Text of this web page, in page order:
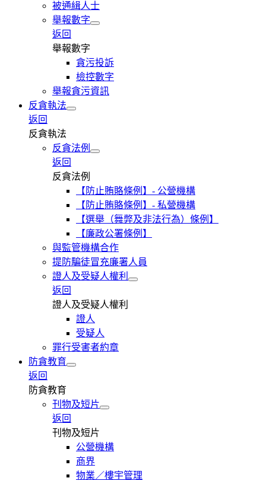
被通緝人士
舉報數字
返回
舉報數字
貪污投訴
檢控數字
舉報貪污資訊
反貪執法
返回
反貪執法
反貪法例
返回
反貪法例
【防止賄賂條例】- 公營機構
【防止賄賂條例】- 私營機構
【選舉（舞弊及非法行為）條例】
【廉政公署條例】
與監管機構合作
提防騙徒冒充廉署人員
證人及受疑人權利
返回
證人及受疑人權利
證人
受疑人
罪行受害者約章
防貪教育
返回
防貪教育
刊物及短片
返回
刊物及短片
公營機構
商界
物業／樓宇管理